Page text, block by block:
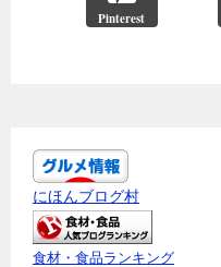
Pinterest
にほんブログ村
食材・食品ランキング